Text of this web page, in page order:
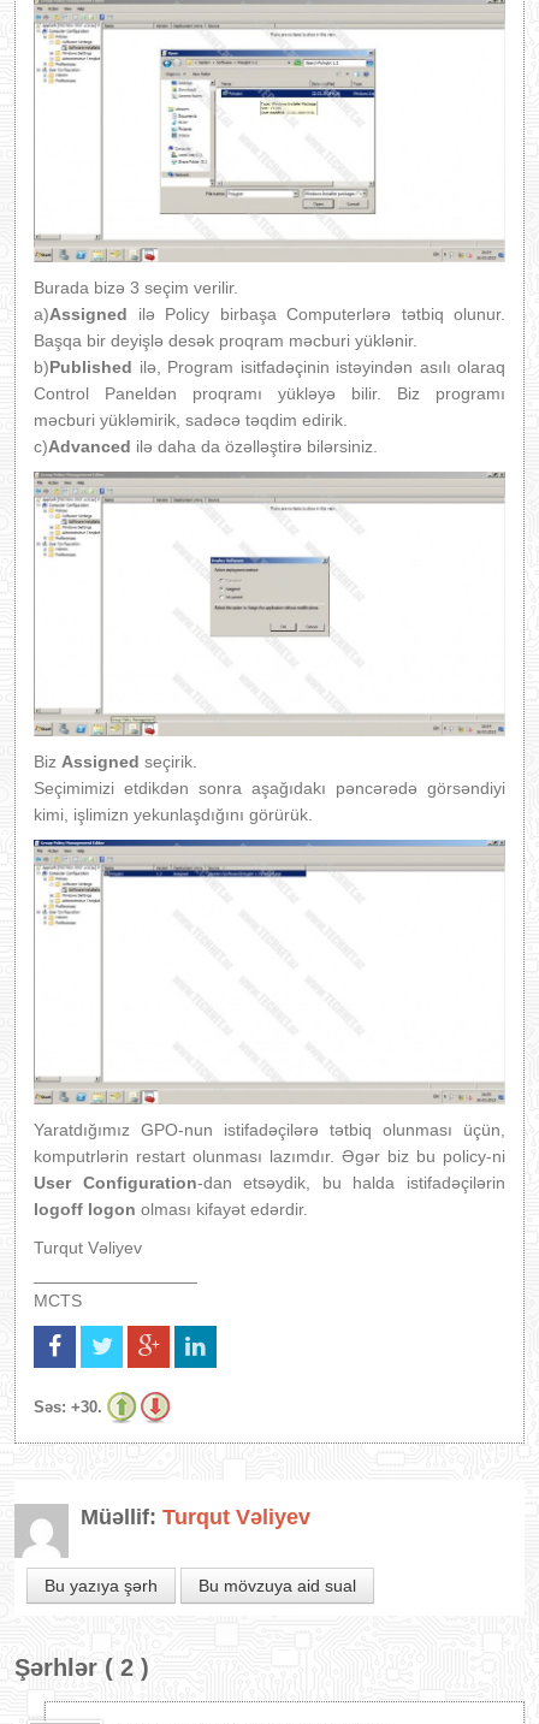
Burada bizə 3 seçim verilir.
a)Assigned ilə Policy birbaşa Computerlərə tətbiq olunur.
Başqa bir deyişlə desək proqram məcburi yüklənir.
b)Published ilə, Program isitfadəçinin istəyindən asılı olaraq
Control Paneldən proqramı yükləyə bilir. Biz programı
məcburi yükləmirik, sadəcə təqdim edirik.
c)Advanced ilə daha da özəlləştirə bilərsiniz.
Biz Assigned seçirik.
Seçimimizi etdikdən sonra aşağıdakı pəncərədə görsəndiyi
kimi, işlimizn yekunlaşdığını görürük.
Yaratdığımız GPO-nun istifadəçilərə tətbiq olunması üçün,
komputrlərin restart olunması lazımdır. Əgər biz bu policy-ni
User Configuration-dan etsəydik, bu halda istifadəçilərin
logoff logon olması kifayət edərdir.
Turqut Vəliyev
MCTS
Səs: +30.
Müəllif: Turqut Vəliyev
Bu yazıya şərh Bu mövzuya aid sual
Şərhlər ( 2 )